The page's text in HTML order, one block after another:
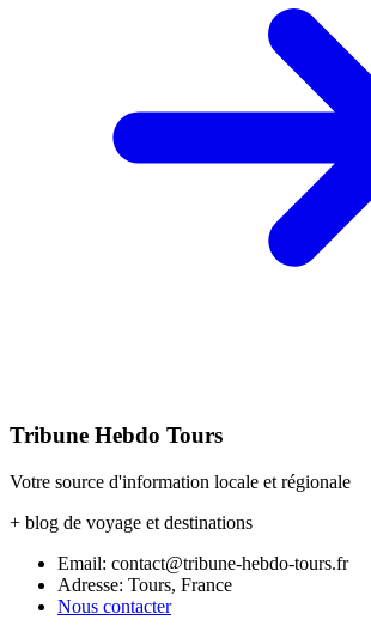
Tribune Hebdo Tours
Votre source d'information locale et régionale
+ blog de voyage et destinations
Email: contact@tribune-hebdo-tours.fr
Adresse: Tours, France
Nous contacter